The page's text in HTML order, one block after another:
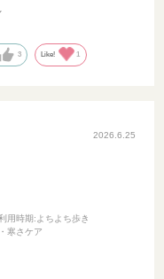
ました。これからも
うにしたいです。
3 Like! 1
2026.6.25
用時期:よちよち歩き
寒さケア